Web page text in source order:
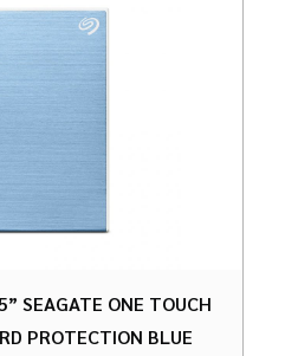
SEAGATE ONE TOUCH
PROTECTION BLUE